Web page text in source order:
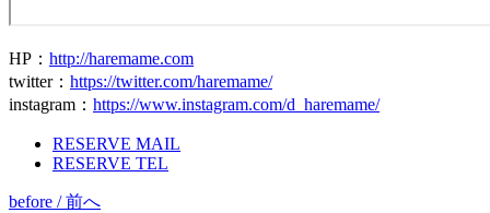
HP ： http://haremame.com
twitter： https://twitter.com/haremame/
instagram ： https://www.instagram.com/d_haremame/
RESERVE MAIL
RESERVE TEL
before / 前へ